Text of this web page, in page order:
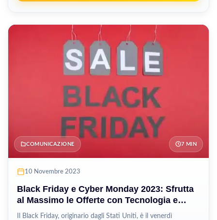
COMUNICAZIONE 7 MIN
10 Novembre 2023
Black Friday e Cyber Monday 2023: Sfrutta
al Massimo le Offerte con Tecnologia e
Innovazione
Il Black Friday, originario dagli Stati Uniti, è il venerdì